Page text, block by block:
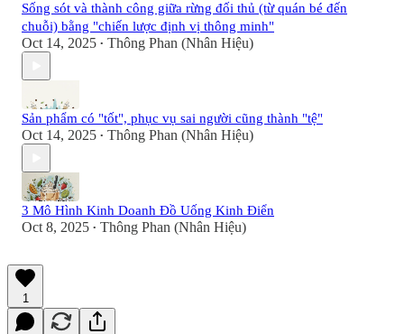
Sống sót và thành công giữa rừng đối thủ (từ quán bé đến
chuỗi) bằng "chiến lược định vị thông minh"
Oct 14, 2025 • Thông Phan (Nhân Hiệu)
Sản phẩm có "tốt", phục vụ sai người cũng thành "tệ"
Oct 14, 2025 • Thông Phan (Nhân Hiệu)
3 Mô Hình Kinh Doanh Đồ Uống Kinh Điển
Oct 8, 2025 • Thông Phan (Nhân Hiệu)
1